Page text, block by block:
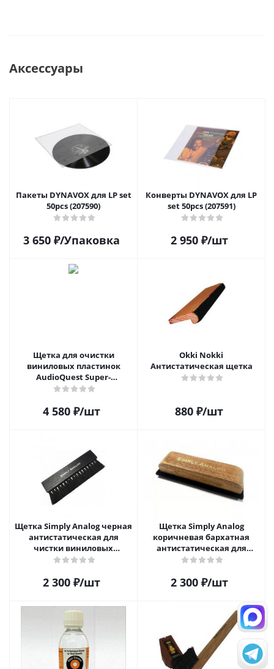
Аксессуары
Пакеты DYNAVOX для LP set
50pcs (207590)
3 650₽/Упаковка
Конверты DYNAVOX для LP
set 50pcs (207591)
2 950₽/шт
Щетка для очистки
виниловых пластинок
AudioQuest Super-
Conductive Anti-Static
4 580₽/шт
Okki Nokki
Антистатическая щетка
880 ₽/шт
Щетка Simply Analog черная
антистатическая для
чистки виниловых
пластинок
2 300₽/шт
Щетка Simply Analog
коричневая бархатная
антистатическая для
чистки виниловых
2 300₽/шт